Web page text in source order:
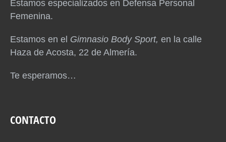
Estamos especializados en Defensa Personal
Femenina.
Estamos en el Gimnasio Body Sport, en la calle
Haza de Acosta, 22 de Almería.
Te esperamos…
CONTACTO